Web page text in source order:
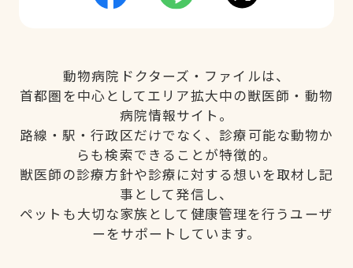
動物病院ドクターズ・ファイルは、
首都圏を中心としてエリア拡大中の獣医師・動物
病院情報サイト。
路線・駅・行政区だけでなく、診療可能な動物か
らも検索できることが特徴的。
獣医師の診療方針や診療に対する想いを取材し記
事として発信し、
ペットも大切な家族として健康管理を行うユーザ
ーをサポートしています。